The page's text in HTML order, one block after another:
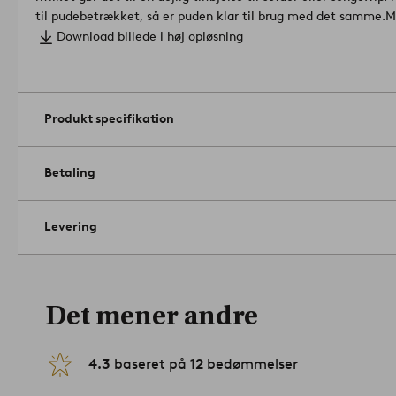
til pudebetrækket, så er puden klar til brug med det samme.
Størrelse: 50 x 50 cm.
Gramvægt: 820 g/m².Skånevask ved 30°C. Brug ikke
stryges. Må renses (kun med petroleumsbaserede
Download billede i høj opløsning
Produkt specifikation
Betaling
Levering
Det mener andre
4.3 baseret på 12 bedømmelser